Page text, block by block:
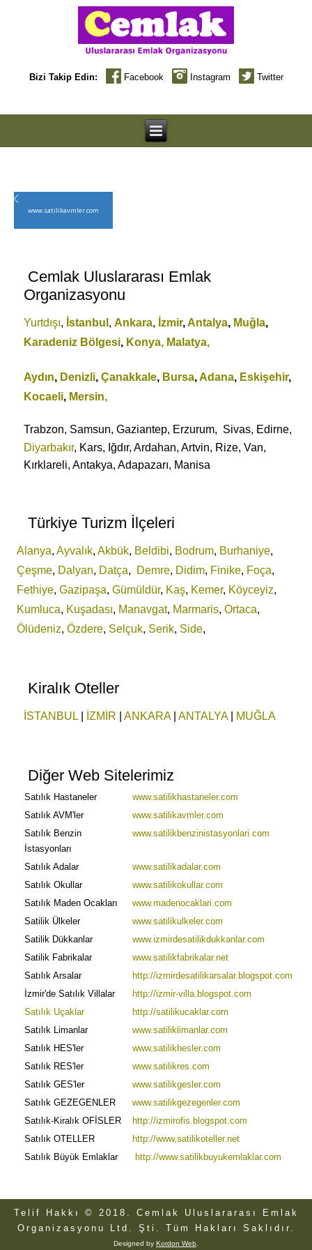
Bizi Takip Edin: Facebook Instagram Twitter
www.satilikavmler.com
Cemlak Uluslararası Emlak
Organizasyonu
Yurtdışı, İstanbul ,Ankara, İzmir,Antalya, Muğla,
Karadeniz Bölgesi, Konya, Malatya,
Aydın, Denizli,Çanakkale, Bursa,Adana, Eskişehir,
Kocaeli, Mersin,
Trabzon, Samsun, Gaziantep, Erzurum, Sivas, Edirne,
Diyarbakır, Kars, Iğdır, Ardahan, Artvin, Rize, Van,
Kırklareli, Antakya, Adapazarı, Manisa
Türkiye Turizm İlçeleri
Alanya,Ayvalık,Akbük, Beldibi, Bodrum, Burhaniye,
Çeşme, Dalyan, Datça, Demre, Didim, Finike, Foça,
Fethiye,Gazipaşa,Gümüldür, Kaş, Kemer, Köyceyiz,
Kumluca, Kuşadası, Manavgat, Marmaris,Ortaca,
Ölüdeniz,Özdere, Selçuk, Serik, Side,
Kiralık Oteller
İSTANBUL| İZMİR |ANKARA|ANTALYA| MUĞLA
Diğer Web Sitelerimiz
Satılık Hastaneler
www.satilikhastaneler.com
Satılık AVM'ler
www.satilikavmler.com
Satılık Benzin
İstasyonları
www.satilikbenzinistasyonlari.com
Satılık Adalar
www.satilikadalar.com
Satılık Okullar
www.satilikokullar.com
Satılık Maden Ocakları
www.madenocaklari.com
Satilik Ülkeler
www.satilikulkeler.com
Satilik Dükkanlar
www.izmirdesatilikdukkanlar.com
Satilik Fabrikalar
www.satilikfabrikalar.net
Satılık Arsalar
http://izmirdesatilikarsalar.blogspot.com
İzmir'de Satılık Villalar
http://izmir-villa.blogspot.com
Satılık Uçaklar
http://satilikucaklar.com
Satılık Limanlar
www.satiliklimanlar.com
Satılık HES'ler
www.satilikhesler.com
Satılık RES'ler
www.satilikres.com
Satılık GES'ler
www.satilikgesler.com
Satılık GEZEGENLER
www.satilikgezegenler.com
Satılık-Kiralık OFİSLER
http://izmirofis.blogspot.com
Satılık OTELLER
http://www,satilikoteller.net
Satılık Büyük Emlaklar
http://www.satilikbuyukemlaklar.com
Telif Hakkı © 2018. Cemlak Uluslararası Emlak
Organizasyonu Ltd. Şti. Tüm Hakları Saklıdır.
Designed by Kordon Web.